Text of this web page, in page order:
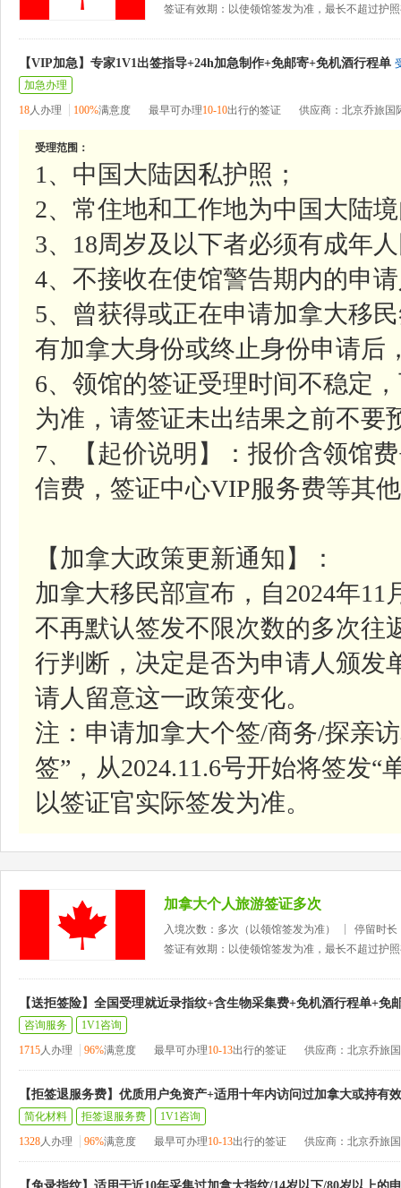
签证有效期：以使领馆签发为准，最长不超过护
【VIP加急】专家1V1出签指导+24h加急制作+免邮寄+免机酒行程单
加急办理
18人办理 100%满意度 最早可办理10-10出行的签证 供应商：北京乔旅国
受理范围：
1、中国大陆因私护照；
2、常住地和工作地为中国大陆
3、18周岁及以下者必须有成年
4、不接收在使馆警告期内的申
5、曾获得或正在申请加拿大移
有加拿大身份或终止身份申请后
6、领馆的签证受理时间不稳定
为准，请签证未出结果之前不要
7、【起价说明】：报价含领馆
信费，签证中心VIP服务费等其
【加拿大政策更新通知】：
加拿大移民部宣布，自2024年
不再默认签发不限次数的多次往
行判断，决定是否为申请人颁发
请人留意这一政策变化。
注：申请加拿大个签/商务/探亲
签”，从2024.11.6号开始将签发
以签证官实际签发为准。
加拿大个人旅游签证多次
入境次数：多次（以领馆签发为准）
停留时长
签证有效期：以使领馆签发为准，最长不超过护
【送拒签险】全国受理就近录指纹+含生物采集费+免机酒行程单+免
咨询服务
1V1咨询
1715人办理 96%满意度 最早可办理10-13出行的签证 供应商：北京乔旅
【拒签退服务费】优质用户免资产+适用十年内访问过加拿大或持有
简化材料 拒签退服务费
1V1咨询
1328人办理 96%满意度 最早可办理10-13出行的签证 供应商：北京乔旅